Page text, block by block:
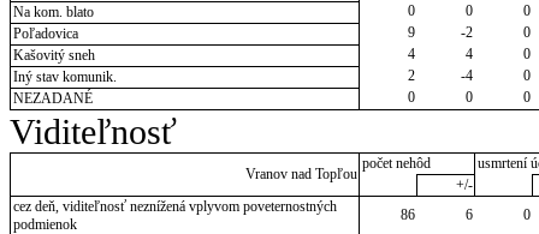
Na kom. blato
0 0
0
Poľadovica
9 -2
0
Kašovitý sneh
4 4
0
Iný stav komunik.
2 -4
0
NEZADANÉ
0 0 0
Viditeľnosť
Vranov nad Topľou
počet nehôd
usmrtení
+/-
cez deň, viditeľnosť neznížená vplyvom poveternostných
podmienok
86 6
0